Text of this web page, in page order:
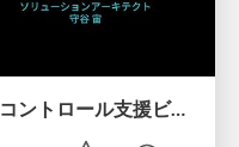
害獣害虫を自動判別！ ペストコントロール支援ビジネス成功のヒント【SORACOM Discovery 2026】